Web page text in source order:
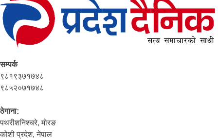
सम्पर्क
९८१९३७१७४८
९८५२०७१७४८
ठेगाना:
पथरीशनिश्‍चरे, मोरङ
कोशी प्रदेश, नेपाल